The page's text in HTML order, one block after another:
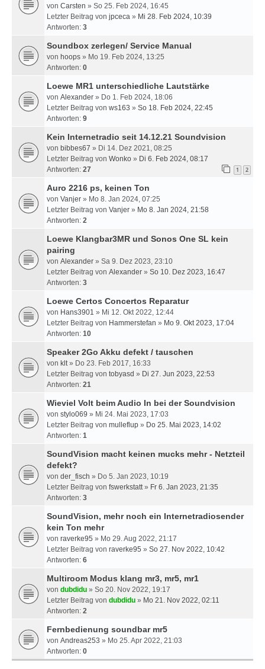
von Carsten » So 25. Feb 2024, 16:45
Letzter Beitrag von jpceca » Mi 28. Feb 2024, 10:39
Antworten: 3
Soundbox zerlegen/ Service Manual
von hoops » Mo 19. Feb 2024, 13:25
Antworten: 0
Loewe MR1 unterschiedliche Lautstärke
von Alexander » Do 1. Feb 2024, 18:06
Letzter Beitrag von ws163 » So 18. Feb 2024, 22:45
Antworten: 9
Kein Internetradio seit 14.12.21 Soundvision
von bibbes67 » Di 14. Dez 2021, 08:25
Letzter Beitrag von Wonko » Di 6. Feb 2024, 08:17
Antworten: 27 1 2
Auro 2216 ps, keinen Ton
von Vanjer » Mo 8. Jan 2024, 07:25
Letzter Beitrag von Vanjer » Mo 8. Jan 2024, 21:58
Antworten: 2
Loewe Klangbar3MR und Sonos One SL kein
pairing
von Alexander » Sa 9. Dez 2023, 23:10
Letzter Beitrag von Alexander » So 10. Dez 2023, 16:47
Antworten: 3
Loewe Certos Concertos Reparatur
von Hans3901 » Mi 12. Okt 2022, 12:44
Letzter Beitrag von Hammerstefan » Mo 9. Okt 2023, 17:04
Antworten: 10
Speaker 2Go Akku defekt / tauschen
von klt» Do 23. Feb 2017, 16:33
Letzter Beitrag von tobyasd » Di 27. Jun 2023, 22:53
Antworten: 21
Wieviel Volt beim Audio In bei der Soundvision
von stylo069 » Mi 24. Mai 2023, 17:03
Letzter Beitrag von mulleflup » Do 25. Mai 2023, 14:02
Antworten: 1
SoundVision macht keinen mucks mehr - Netzteil
defekt?
von der_fisch » Do 5. Jan 2023, 10:19
Letzter Beitrag von fswerkstatt» Fr 6. Jan 2023, 21:35
Antworten: 3
SoundVision, mehr noch ein Internetradiosender
kein Ton mehr
von raverke95 » Mo 29. Aug 2022, 21:17
Letzter Beitrag von raverke95 » So 27. Nov 2022, 10:42
Antworten: 6
Multiroom Modus klang mr3, mr5, mr1
von dubdidu » So 20. Nov 2022, 19:17
Letzter Beitrag von dubdidu » Mo 21. Nov 2022, 02:11
Antworten: 2
Fernbedienung soundbar mr5
von Andreas253 » Mo 25. Apr 2022, 21:03
Antworten: 0